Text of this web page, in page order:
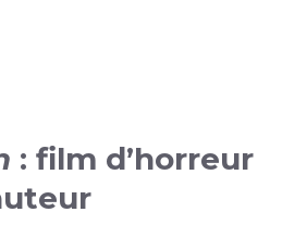
: film d’horreur